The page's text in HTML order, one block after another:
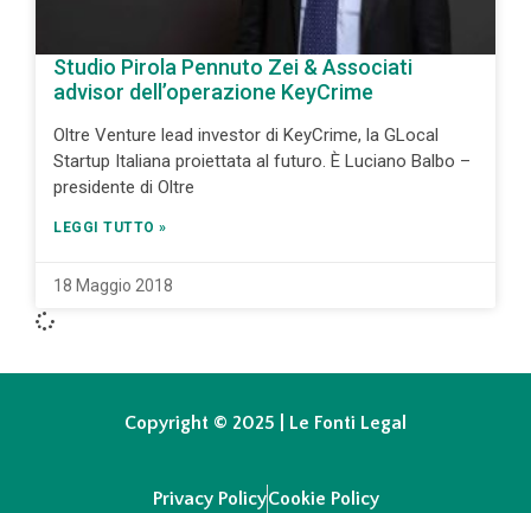
Studio Pirola Pennuto Zei & Associati
advisor dell’operazione KeyCrime
Oltre Venture lead investor di KeyCrime, la GLocal
Startup Italiana proiettata al futuro. È Luciano Balbo –
presidente di Oltre
LEGGI TUTTO »
18 Maggio 2018
Copyright © 2025 | Le Fonti Legal
Privacy PolicyCookie Policy